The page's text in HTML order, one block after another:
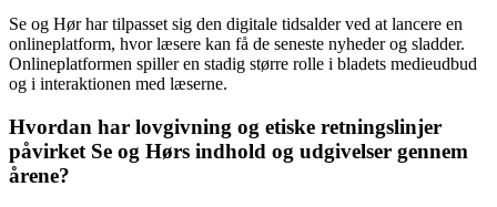
Se og Hør har tilpasset sig den digitale tidsalder ved at lancere en
onlineplatform, hvor læsere kan få de seneste nyheder og sladder.
Onlineplatformen spiller en stadig større rolle i bladets medieudbud
og i interaktionen med læserne.
Hvordan har lovgivning og etiske retningslinjer
påvirket Se og Hørs indhold og udgivelser gennem
årene?